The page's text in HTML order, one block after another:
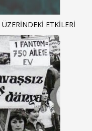
ETKILERI